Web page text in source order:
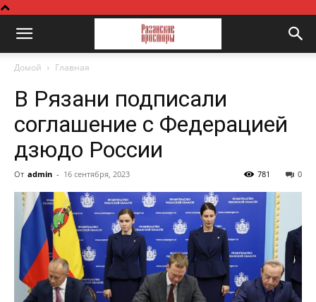
Домой Главная
В Рязани подписали
соглашение с Федерацией
дзюдо России
От admin - 16 сентября, 2023 0
781